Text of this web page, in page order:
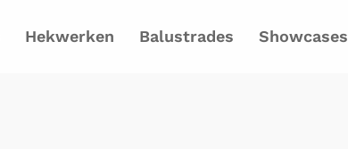
Hekwerken Balustrades Showcases